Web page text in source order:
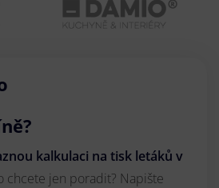
kalkulaci na tisk letáků v
chcete jen poradit? Napište